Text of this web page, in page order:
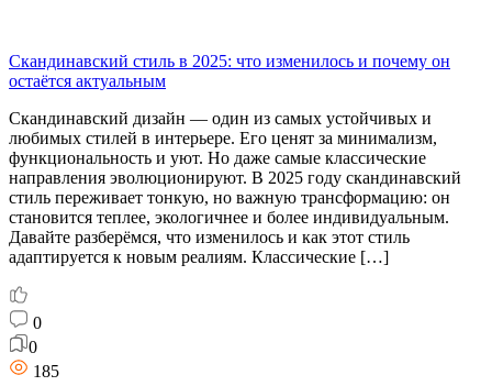
Скандинавский стиль в 2025: что изменилось и почему он
остаётся актуальным
Скандинавский дизайн — один из самых устойчивых и
любимых стилей в интерьере. Его ценят за минимализм,
функциональность и уют. Но даже самые классические
направления эволюционируют. В 2025 году скандинавский
стиль переживает тонкую, но важную трансформацию: он
становится теплее, экологичнее и более индивидуальным.
Давайте разберёмся, что изменилось и как этот стиль
адаптируется к новым реалиям. Классические […]
0
0
185